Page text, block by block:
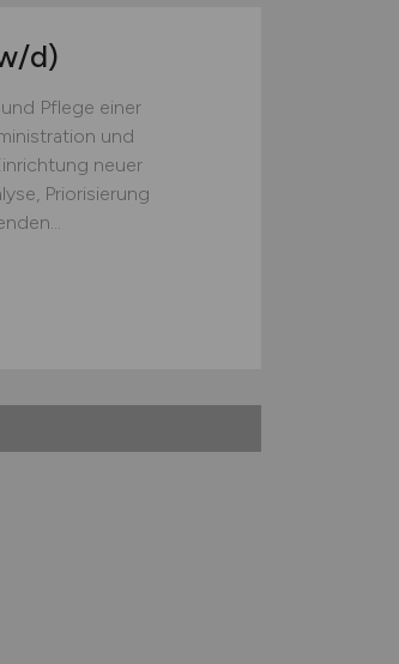
d)
Pflege einer
und
neuer
Priorisierung